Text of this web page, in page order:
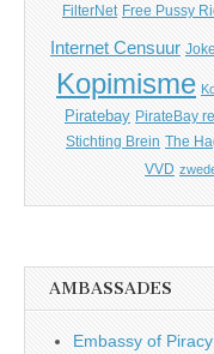
FilterNet Free Pussy
Internet Censuur
Kopimisme
Piratebay PirateBay
Stichting Brein The
VVD
AMBASSADES
Embassy of Piracy